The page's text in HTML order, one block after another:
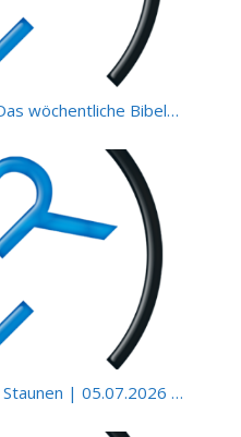
Bibelquiz | 5. Juli 2026 |
der seinen Segen verlor
| 05.07.2026 |